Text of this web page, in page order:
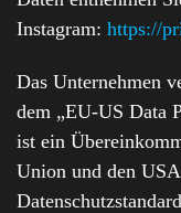
Instagram: https://
Das Unternehmen
dem „EU-US Data
ist ein
Union und den